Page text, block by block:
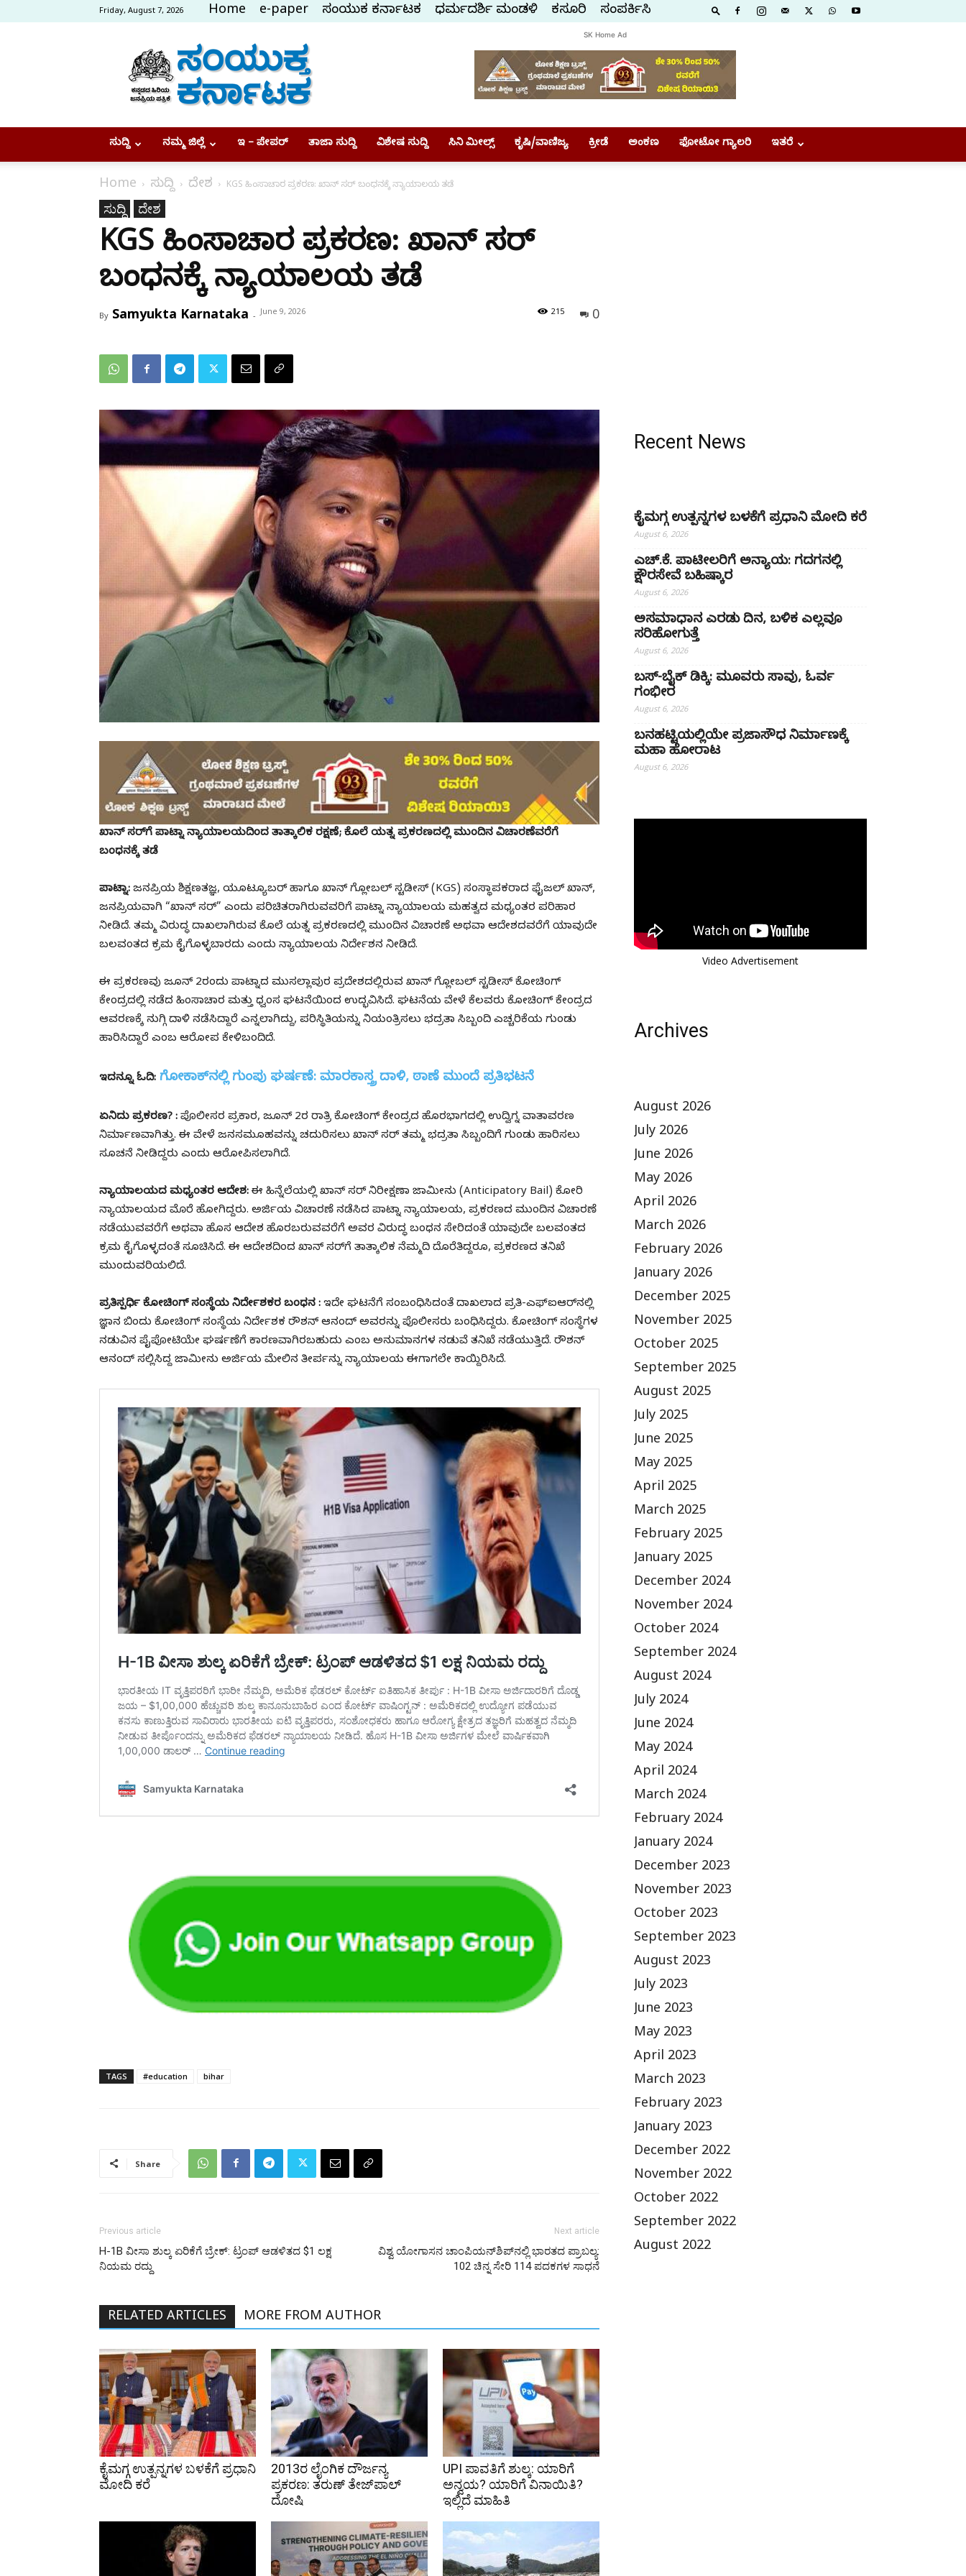
Friday, August 7, 2026 Home e-paper ಸಂಯುಕ್ತ ಕರ್ನಾಟಕ ಧರ್ಮದರ್ಶಿ ಮಂಡಳಿ ಕಸ್ತೂರಿ ಸಂಪರ್ಕಿಸಿ
Samyukta
Karnataka
SK Home Ad
ಸುದ್ದಿ ನಮ್ಮ ಜಿಲ್ಲೆ ಇ – ಪೇಪರ್ ತಾಜಾ ಸುದ್ದಿ ವಿಶೇಷ ಸುದ್ದಿ ಸಿನಿ ಮೀಲ್ಸ್ ಕೃಷಿ/ವಾಣಿಜ್ಯ ಕ್ರೀಡೆ ಅಂಕಣ ಫೋಟೋ ಗ್ಯಾಲರಿ ಇತರೆ
Home ಸುದ್ದಿ ದೇಶ KGS ಹಿಂಸಾಚಾರ ಪ್ರಕರಣ: ಖಾನ್ ಸರ್ ಬಂಧನಕ್ಕೆ ನ್ಯಾಯಾಲಯ ತಡೆ
ಸುದ್ದಿ ದೇಶ
KGS ಹಿಂಸಾಚಾರ ಪ್ರಕರಣ: ಖಾನ್ ಸರ್
ಬಂಧನಕ್ಕೆ ನ್ಯಾಯಾಲಯ ತಡೆ
By Samyukta Karnataka - June 9, 2026 0
215
ಖಾನ್ ಸರ್‌ಗೆ ಪಾಟ್ನಾ ನ್ಯಾಯಾಲಯದಿಂದ ತಾತ್ಕಾಲಿಕ ರಕ್ಷಣೆ; ಕೊಲೆ ಯತ್ನ ಪ್ರಕರಣದಲ್ಲಿ ಮುಂದಿನ ವಿಚಾರಣೆವರೆಗೆ
ಬಂಧನಕ್ಕೆ ತಡೆ
ಪಾಟ್ನಾ: ಜನಪ್ರಿಯ ಶಿಕ್ಷಣತಜ್ಞ, ಯೂಟ್ಯೂಬರ್ ಹಾಗೂ ಖಾನ್ ಗ್ಲೋಬಲ್ ಸ್ಟಡೀಸ್ (KGS) ಸಂಸ್ಥಾಪಕರಾದ ಫೈಜಲ್ ಖಾನ್,
ಜನಪ್ರಿಯವಾಗಿ “ಖಾನ್ ಸರ್” ಎಂದು ಪರಿಚಿತರಾಗಿರುವವರಿಗೆ ಪಾಟ್ನಾ ನ್ಯಾಯಾಲಯ ಮಹತ್ವದ ಮಧ್ಯಂತರ ಪರಿಹಾರ
ನೀಡಿದೆ. ತಮ್ಮ ವಿರುದ್ಧ ದಾಖಲಾಗಿರುವ ಕೊಲೆ ಯತ್ನ ಪ್ರಕರಣದಲ್ಲಿ ಮುಂದಿನ ವಿಚಾರಣೆ ಅಥವಾ ಆದೇಶದವರೆಗೆ ಯಾವುದೇ
ಬಲವಂತದ ಕ್ರಮ ಕೈಗೊಳ್ಳಬಾರದು ಎಂದು ನ್ಯಾಯಾಲಯ ನಿರ್ದೇಶನ ನೀಡಿದೆ.
ಈ ಪ್ರಕರಣವು ಜೂನ್ 2ರಂದು ಪಾಟ್ನಾದ ಮುಸಲ್ಲಾಪುರ ಪ್ರದೇಶದಲ್ಲಿರುವ ಖಾನ್ ಗ್ಲೋಬಲ್ ಸ್ಟಡೀಸ್ ಕೋಚಿಂಗ್
ಕೇಂದ್ರದಲ್ಲಿ ನಡೆದ ಹಿಂಸಾಚಾರ ಮತ್ತು ಧ್ವಂಸ ಘಟನೆಯಿಂದ ಉದ್ಭವಿಸಿದೆ. ಘಟನೆಯ ವೇಳೆ ಕೆಲವರು ಕೋಚಿಂಗ್ ಕೇಂದ್ರದ
ಆವರಣಕ್ಕೆ ನುಗ್ಗಿ ದಾಳಿ ನಡೆಸಿದ್ದಾರೆ ಎನ್ನಲಾಗಿದ್ದು, ಪರಿಸ್ಥಿತಿಯನ್ನು ನಿಯಂತ್ರಿಸಲು ಭದ್ರತಾ ಸಿಬ್ಬಂದಿ ಎಚ್ಚರಿಕೆಯ ಗುಂಡು
ಹಾರಿಸಿದ್ದಾರೆ ಎಂಬ ಆರೋಪ ಕೇಳಿಬಂದಿದೆ.
ಇದನ್ನೂ ಓದಿ: ಗೋಕಾಕ್‌ನಲ್ಲಿ ಗುಂಪು ಘರ್ಷಣೆ: ಮಾರಕಾಸ್ತ್ರ ದಾಳಿ, ಠಾಣೆ ಮುಂದೆ ಪ್ರತಿಭಟನೆ
ಏನಿದು ಪ್ರಕರಣ? : ಪೊಲೀಸರ ಪ್ರಕಾರ, ಜೂನ್ 2ರ ರಾತ್ರಿ ಕೋಚಿಂಗ್ ಕೇಂದ್ರದ ಹೊರಭಾಗದಲ್ಲಿ ಉದ್ವಿಗ್ನ ವಾತಾವರಣ
ನಿರ್ಮಾಣವಾಗಿತ್ತು. ಈ ವೇಳೆ ಜನಸಮೂಹವನ್ನು ಚದುರಿಸಲು ಖಾನ್ ಸರ್ ತಮ್ಮ ಭದ್ರತಾ ಸಿಬ್ಬಂದಿಗೆ ಗುಂಡು ಹಾರಿಸಲು
ಸೂಚನೆ ನೀಡಿದ್ದರು ಎಂದು ಆರೋಪಿಸಲಾಗಿದೆ.
ನ್ಯಾಯಾಲಯದ ಮಧ್ಯಂತರ ಆದೇಶ: ಈ ಹಿನ್ನೆಲೆಯಲ್ಲಿ ಖಾನ್ ಸರ್ ನಿರೀಕ್ಷಣಾ ಜಾಮೀನು (Anticipatory Bail) ಕೋರಿ
ನ್ಯಾಯಾಲಯದ ಮೊರೆ ಹೋಗಿದ್ದರು. ಅರ್ಜಿಯ ವಿಚಾರಣೆ ನಡೆಸಿದ ಪಾಟ್ನಾ ನ್ಯಾಯಾಲಯ, ಪ್ರಕರಣದ ಮುಂದಿನ ವಿಚಾರಣೆ
ನಡೆಯುವವರೆಗೆ ಅಥವಾ ಹೊಸ ಆದೇಶ ಹೊರಬರುವವರೆಗೆ ಅವರ ವಿರುದ್ಧ ಬಂಧನ ಸೇರಿದಂತೆ ಯಾವುದೇ ಬಲವಂತದ
ಕ್ರಮ ಕೈಗೊಳ್ಳದಂತೆ ಸೂಚಿಸಿದೆ. ಈ ಆದೇಶದಿಂದ ಖಾನ್ ಸರ್‌ಗೆ ತಾತ್ಕಾಲಿಕ ನೆಮ್ಮದಿ ದೊರೆತಿದ್ದರೂ, ಪ್ರಕರಣದ ತನಿಖೆ
ಮುಂದುವರಿಯಲಿದೆ.
ಪ್ರತಿಸ್ಪರ್ಧಿ ಕೋಚಿಂಗ್ ಸಂಸ್ಥೆಯ ನಿರ್ದೇಶಕರ ಬಂಧನ : ಇದೇ ಘಟನೆಗೆ ಸಂಬಂಧಿಸಿದಂತೆ ದಾಖಲಾದ ಪ್ರತಿ-ಎಫ್‌ಐಆರ್‌ನಲ್ಲಿ
ಜ್ಞಾನ ಬಿಂದು ಕೋಚಿಂಗ್ ಸಂಸ್ಥೆಯ ನಿರ್ದೇಶಕ ರೌಶನ್ ಆನಂದ್ ಅವರನ್ನು ಪೊಲೀಸರು ಬಂಧಿಸಿದ್ದರು. ಕೋಚಿಂಗ್ ಸಂಸ್ಥೆಗಳ
ನಡುವಿನ ಪೈಪೋಟಿಯೇ ಘರ್ಷಣೆಗೆ ಕಾರಣವಾಗಿರಬಹುದು ಎಂಬ ಅನುಮಾನಗಳ ನಡುವೆ ತನಿಖೆ ನಡೆಯುತ್ತಿದೆ. ರೌಶನ್
ಆನಂದ್ ಸಲ್ಲಿಸಿದ್ದ ಜಾಮೀನು ಅರ್ಜಿಯ ಮೇಲಿನ ತೀರ್ಪನ್ನು ನ್ಯಾಯಾಲಯ ಈಗಾಗಲೇ ಕಾಯ್ದಿರಿಸಿದೆ.
TAGS #education bihar
Share
Previous article
H-1B ವೀಸಾ ಶುಲ್ಕ ಏರಿಕೆಗೆ ಬ್ರೇಕ್: ಟ್ರಂಪ್ ಆಡಳಿತದ $1 ಲಕ್ಷ
ನಿಯಮ ರದ್ದು
Next article
ವಿಶ್ವ ಯೋಗಾಸನ ಚಾಂಪಿಯನ್‌ಶಿಪ್‌ನಲ್ಲಿ ಭಾರತದ ಪ್ರಾಬಲ್ಯ:
102 ಚಿನ್ನ ಸೇರಿ 114 ಪದಕಗಳ ಸಾಧನೆ
RELATED ARTICLES MORE FROM AUTHOR
ಕೈಮಗ್ಗ ಉತ್ಪನ್ನಗಳ ಬಳಕೆಗೆ ಪ್ರಧಾನಿ
ಮೋದಿ ಕರೆ
2013ರ ಲೈಂಗಿಕ ದೌರ್ಜನ್ಯ
ಪ್ರಕರಣ: ತರುಣ್ ತೇಜ್‌ಪಾಲ್
ದೋಷಿ
UPI ಪಾವತಿಗೆ ಶುಲ್ಕ: ಯಾರಿಗೆ
ಅನ್ವಯ? ಯಾರಿಗೆ ವಿನಾಯಿತಿ?
ಇಲ್ಲಿದೆ ಮಾಹಿತಿ
Recent News
ಕೈಮಗ್ಗ ಉತ್ಪನ್ನಗಳ ಬಳಕೆಗೆ ಪ್ರಧಾನಿ ಮೋದಿ ಕರೆ
August 6, 2026
ಎಚ್‌.ಕೆ. ಪಾಟೀಲರಿಗೆ ಅನ್ಯಾಯ: ಗದಗನಲ್ಲಿ
ಕ್ಷೌರಸೇವೆ ಬಹಿಷ್ಕಾರ
August 6, 2026
ಅಸಮಾಧಾನ ಎರಡು ದಿನ, ಬಳಿಕ ಎಲ್ಲವೂ
ಸರಿಹೋಗುತ್ತೆ
August 6, 2026
ಬಸ್-ಬೈಕ್ ಡಿಕ್ಕಿ: ಮೂವರು ಸಾವು, ಓರ್ವ
ಗಂಭೀರ
August 6, 2026
ಬನಹಟ್ಟಿಯಲ್ಲಿಯೇ ಪ್ರಜಾಸೌಧ ನಿರ್ಮಾಣಕ್ಕೆ
ಮಹಾ ಹೋರಾಟ
August 6, 2026
Video Advertisement
Archives
August 2026
July 2026
June 2026
May 2026
April 2026
March 2026
February 2026
January 2026
December 2025
November 2025
October 2025
September 2025
August 2025
July 2025
June 2025
May 2025
April 2025
March 2025
February 2025
January 2025
December 2024
November 2024
October 2024
September 2024
August 2024
July 2024
June 2024
May 2024
April 2024
March 2024
February 2024
January 2024
December 2023
November 2023
October 2023
September 2023
August 2023
July 2023
June 2023
May 2023
April 2023
March 2023
February 2023
January 2023
December 2022
November 2022
October 2022
September 2022
August 2022